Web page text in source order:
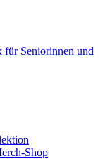
für Seniorinnen und
Shop